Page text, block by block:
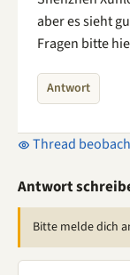
aber es sieht
Fragen bitte
Antwort
Thread
Antwort
Bitte melde dich